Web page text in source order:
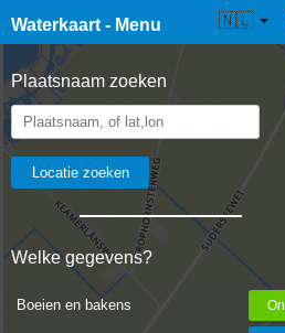
Waterkaart - Menu
Plaatsnaam zoeken
Welke gegevens?
Boeien en bakens
☰ Waterkaart Live 🇳🇱